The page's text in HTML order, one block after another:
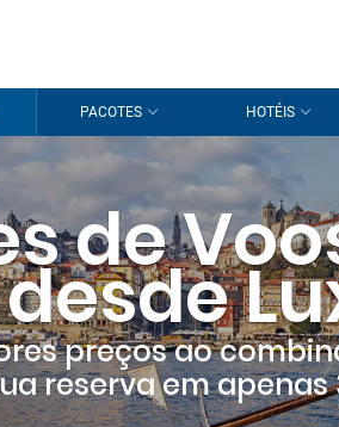
PACOTES HOTÉIS
de
preços ao
reserva em apenas